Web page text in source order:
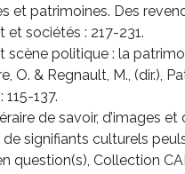
et patrimoines. Des
et sociétés : 217-231.
scène politique : la
O. & Regnault, M., (dir.),
137.
de savoir, d’images et
signifiants culturels peuls
question(s), Collection